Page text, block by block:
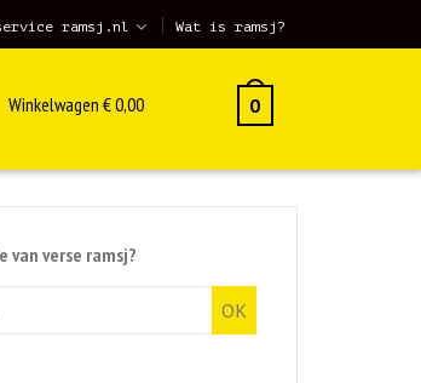
ramsj.nl Wat is ramsj?
Winkelwagen €0,00 0
van verse ramsj?